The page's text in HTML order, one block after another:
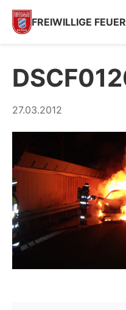
FREIWILLIGE
Tag
Feuer in
27.03.2012